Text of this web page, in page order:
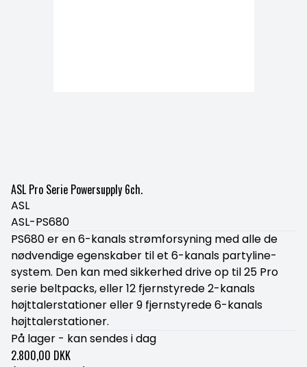
ASL Pro Serie Powersupply 6ch.
ASL
ASL-PS680
PS680 er en 6-kanals strømforsyning med alle de
nødvendige egenskaber til et 6-kanals partyline-
system. Den kan med sikkerhed drive op til 25 Pro
serie beltpacks, eller 12 fjernstyrede 2-kanals
højttalerstationer eller 9 fjernstyrede 6-kanals
højttalerstationer.
På lager - kan sendes i dag
2.800,00 DKK